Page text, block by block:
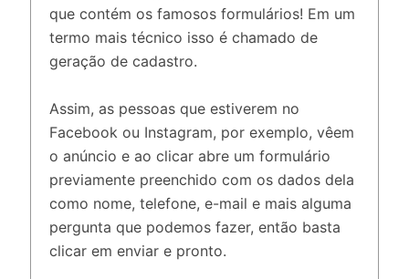
que contém os famosos formulários! Em um
termo mais técnico isso é chamado de
geração de cadastro.
Assim, as pessoas que estiverem no
Facebook ou Instagram, por exemplo, vêem
o anúncio e ao clicar abre um formulário
previamente preenchido com os dados dela
como nome, telefone, e-mail e mais alguma
pergunta que podemos fazer, então basta
clicar em enviar e pronto.